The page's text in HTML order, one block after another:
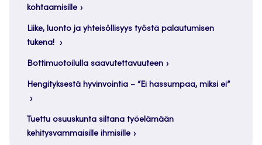
kohtaamisille
Liike, luonto ja yhteisöllisyys työstä palautumisen
tukena!
Bottimuotoilulla saavutettavuuteen
Hengityksestä hyvinvointia – “Ei hassumpaa, miksi ei”
Tuettu osuuskunta siltana työelämään
kehitysvammaisille ihmisille